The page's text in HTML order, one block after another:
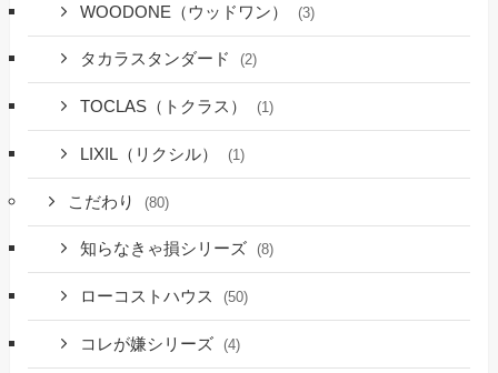
WOODONE（ウッドワン） (3)
タカラスタンダード (2)
TOCLAS（トクラス） (1)
LIXIL（リクシル） (1)
こだわり (80)
知らなきゃ損シリーズ (8)
ローコストハウス (50)
コレが嫌シリーズ (4)